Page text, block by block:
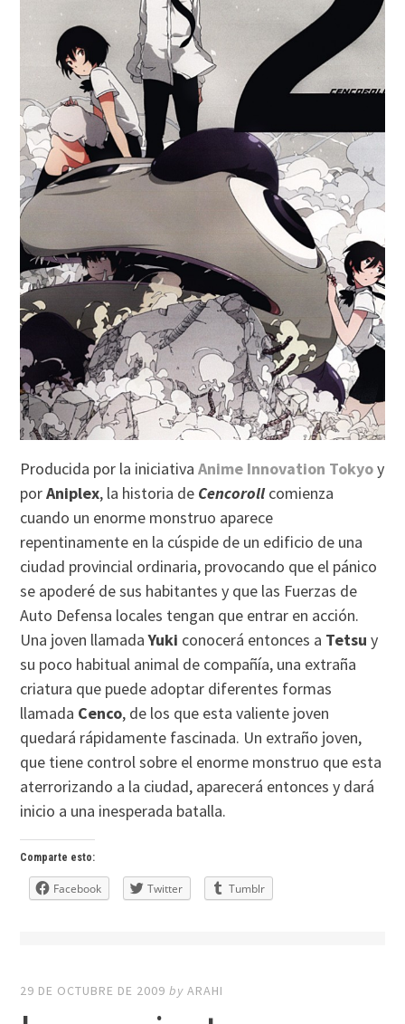
Producida por la iniciativaAnime Innovation Tokyoy
porAniplex, la historia de Cencorollcomienza
cuando un enorme monstruo aparece
repentinamente en la cúspide de un edificio de una
ciudad provincial ordinaria, provocando que el pánico
se apoderé de sus habitantes y que las Fuerzas de
Auto Defensa locales tengan que entrar en acción.
Una joven llamadaYuki conocerá entonces a Tetsu y
su poco habitual animal de compañía, una extraña
criatura que puede adoptar diferentes formas
llamada Cenco, de los que esta valiente joven
quedará rápidamente fascinada. Un extraño joven,
que tiene control sobre el enorme monstruo que esta
aterrorizando a la ciudad, aparecerá entonces y dará
inicio a una inesperada batalla.
Comparte esto:
Facebook Twitter Tumblr
29 DE OCTUBRE DE 2009 byARAHI